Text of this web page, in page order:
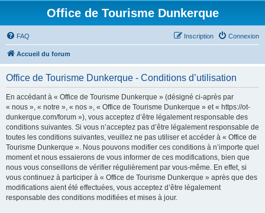
Office de Tourisme Dunkerque
FAQ Connexion
Inscription
Accueil du forum
Office de Tourisme Dunkerque - Conditions d’utilisation
En accédant à « Office de Tourisme Dunkerque » (désigné ci-après par
« nous », « notre », « nos », « Office de Tourisme Dunkerque » et « https://ot-
dunkerque.com/forum »), vous acceptez d’être légalement responsable des
conditions suivantes. Si vous n’acceptez pas d’être légalement responsable de
toutes les conditions suivantes, veuillez ne pas utiliser et accéder à « Office de
Tourisme Dunkerque ». Nous pouvons modifier ces conditions à n’importe quel
moment et nous essaierons de vous informer de ces modifications, bien que
nous vous conseillons de vérifier régulièrement par vous-même. En effet, si
vous continuez à participer à « Office de Tourisme Dunkerque » après que des
modifications aient été effectuées, vous acceptez d’être légalement
responsable des conditions modifiées et mises à jour.